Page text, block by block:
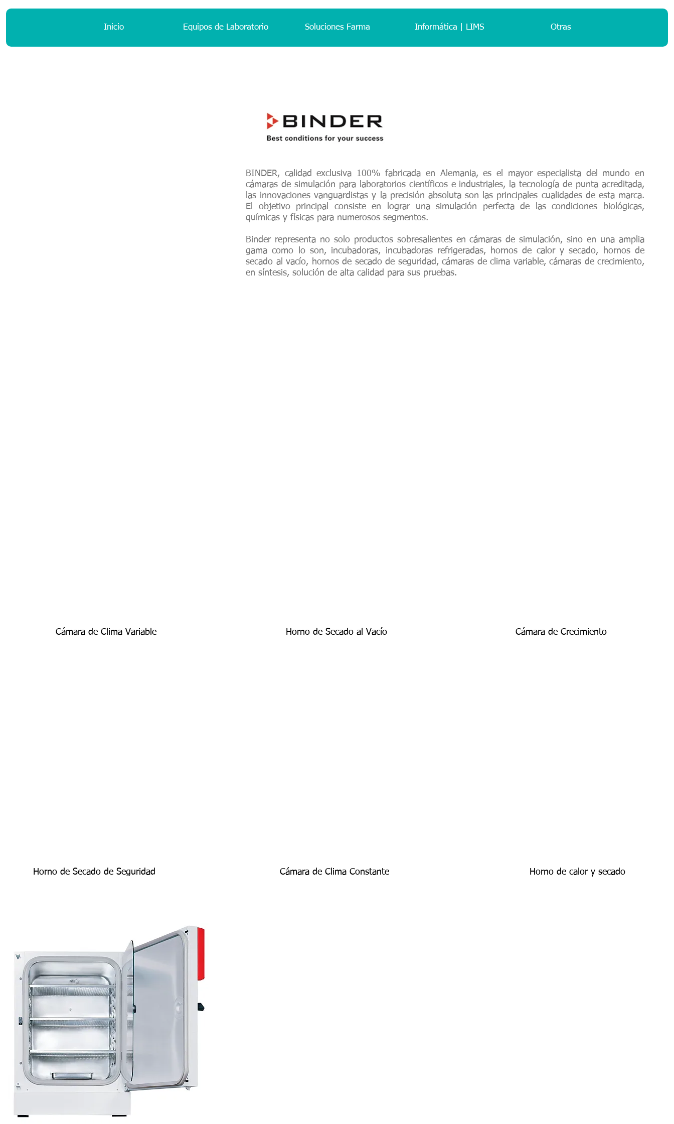
Inicio Equipos de Laboratorio Soluciones Farma Informática | LIMS Otras
Cámara de Clima Variable
Horno de Secado de Seguridad
BINDER, calidad exclusiva 100% fabricada en Alemania, es el mayor especialista del mundo en
cámaras de simulación para laboratorios científicos e industriales, la tecnología de punta acreditada,
las innovaciones vanguardistas y la precisión absoluta son las principales cualidades de esta marca.
El objetivo principal consiste en lograr una simulación perfecta de las condiciones biológicas,
químicas y físicas para numerosos segmentos.
Binder representa no solo productos sobresalientes en cámaras de simulación, sino en una amplia
gama como lo son, incubadoras, incubadoras refrigeradas, hornos de calor y secado, hornos de
secado al vacío, hornos de secado de seguridad, cámaras de clima variable, cámaras de crecimiento,
en síntesis, solución de alta calidad para sus pruebas.
Horno de Secado al Vacío
Cámara de Clima Constante
Cámara de Crecimiento
Horno de calor y secado